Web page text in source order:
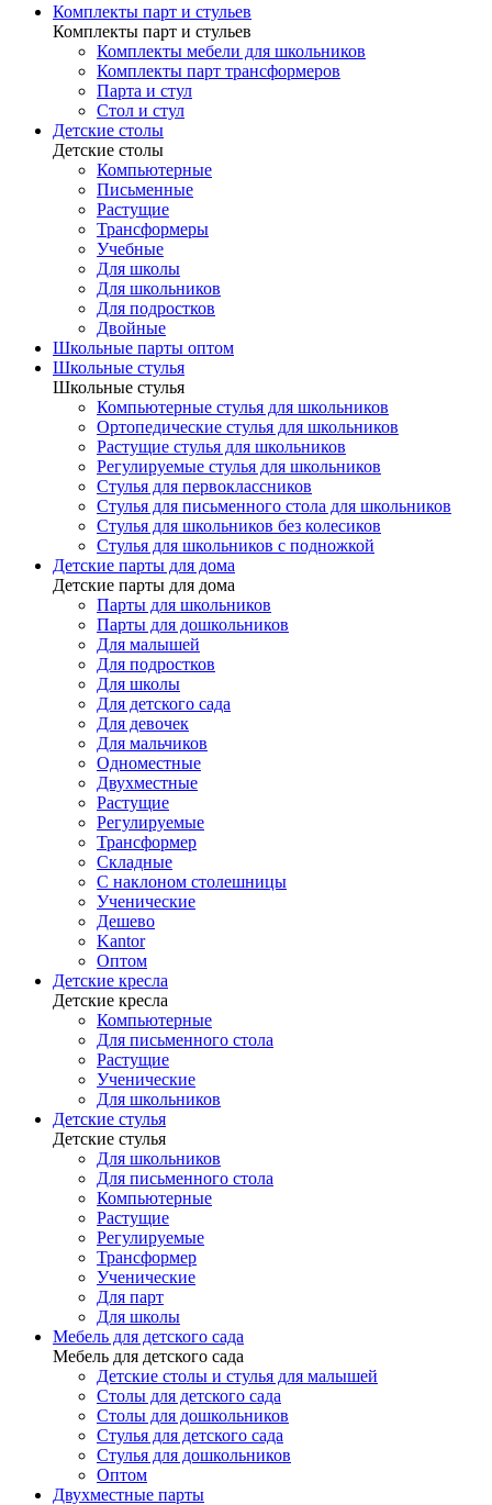
Комплекты парт и стульев
Комплекты парт и стульев
Комплекты мебели для школьников
Комплекты парт трансформеров
Парта и стул
Стол и стул
Детские столы
Детские столы
Компьютерные
Письменные
Растущие
Трансформеры
Учебные
Для школы
Для школьников
Для подростков
Двойные
Школьные парты оптом
Школьные стулья
Школьные стулья
Компьютерные стулья для школьников
Ортопедические стулья для школьников
Растущие стулья для школьников
Регулируемые стулья для школьников
Стулья для первоклассников
Стулья для письменного стола для школьников
Стулья для школьников без колесиков
Стулья для школьников с подножкой
Детские парты для дома
Детские парты для дома
Парты для школьников
Парты для дошкольников
Для малышей
Для подростков
Для школы
Для детского сада
Для девочек
Для мальчиков
Одноместные
Двухместные
Растущие
Регулируемые
Трансформер
Складные
С наклоном столешницы
Ученические
Дешево
Kantor
Оптом
Детские кресла
Детские кресла
Компьютерные
Для письменного стола
Растущие
Ученические
Для школьников
Детские стулья
Детские стулья
Для школьников
Для письменного стола
Компьютерные
Растущие
Регулируемые
Трансформер
Ученические
Для парт
Для школы
Мебель для детского сада
Мебель для детского сада
Детские столы и стулья для малышей
Столы для детского сада
Столы для дошкольников
Стулья для детского сада
Стулья для дошкольников
Оптом
Двухместные парты